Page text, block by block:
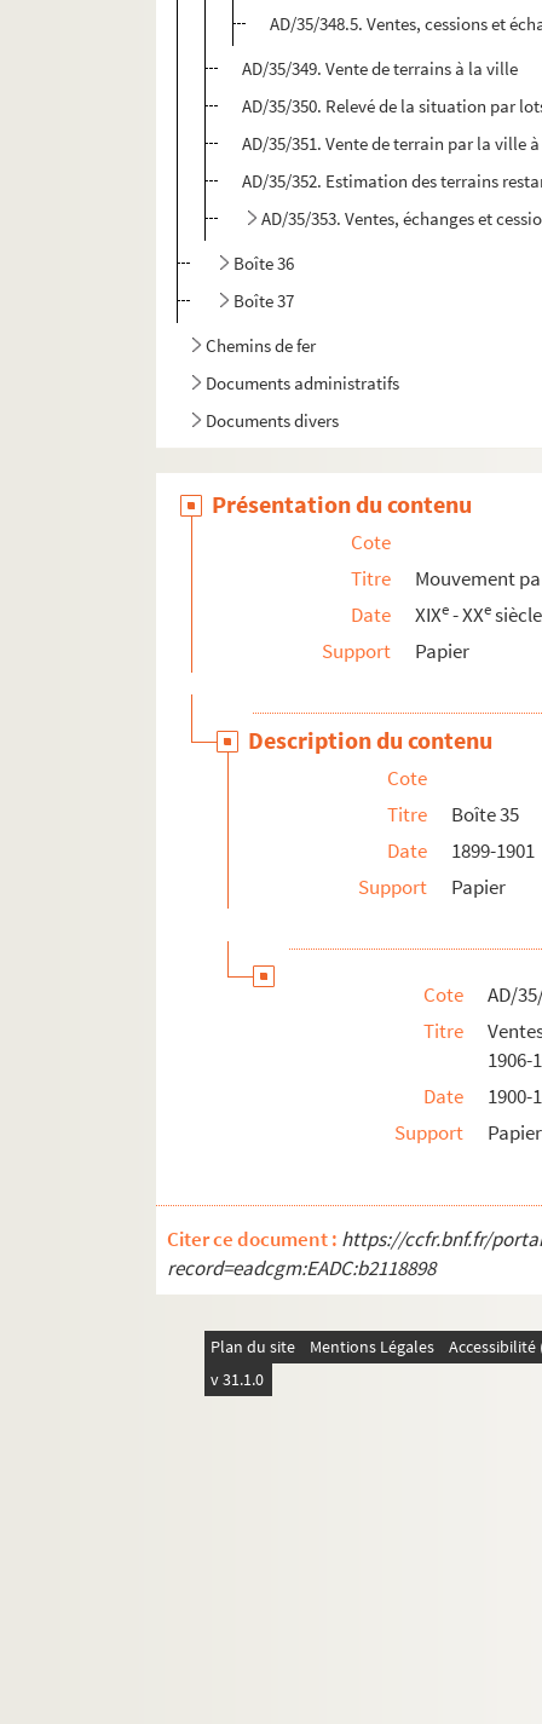
AD/35/348.5. Ventes, cessions et
AD/35/349. Vente de terrains à la ville
AD/35/350. Relevé de la situation par
AD/35/351. Vente de terrain par la ville
AD/35/352. Estimation des terrains
AD/35/353. Ventes, échanges et
Boîte 36
Boîte 37
Chemins de fer
Documents administratifs
Documents divers
Présentation du contenu
Cote
Titre
Mouvement
Date
XIXe- XXe
Support
Papier
Description du contenu
Cote
Titre
Boîte 35
Date
1899-1901
Support
Papier
Cote
AD/
Titre
1906-
Date
1900-
Support
Papier
Citer ce document : https://ccfr.bnf.fr/
record=eadcgm:EADC:b2118898
Plan du site Mentions Légales
v 31.1.0